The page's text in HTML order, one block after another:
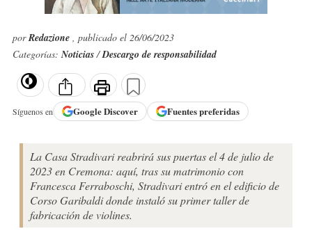
porRedazione , publicado el 26/06/2023
Categorías:Noticias/Descargo de responsabilidad
Síguenos en GoogleDiscover Fuentes preferidas
La Casa Stradivari reabrirá sus puertas el 4 de julio de
2023 en Cremona: aquí, tras su matrimonio con
Francesca Ferraboschi, Stradivari entró en el edificio de
Corso Garibaldi donde instaló su primer taller de
fabricación de violines.